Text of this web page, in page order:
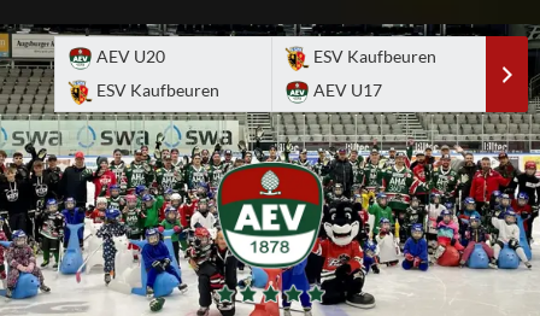
to
content
AEV U20
ESV Kaufbeuren
ESV Kaufbeuren
AEV U17